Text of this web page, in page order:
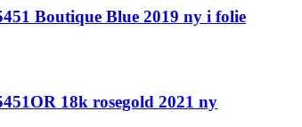
Boutique Blue 2019 ny i folie
18k rosegold 2021 ny